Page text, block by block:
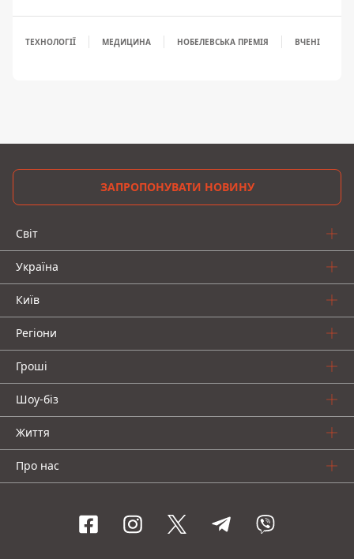
ТЕХНОЛОГІЇ МЕДИЦИНА НОБЕЛЕВСЬКА ПРЕМІЯ ВЧЕНІ
ЗАПРОПОНУВАТИ НОВИНУ
Світ
Україна
Київ
Регіони
Гроші
Шоу-біз
Життя
Про нас